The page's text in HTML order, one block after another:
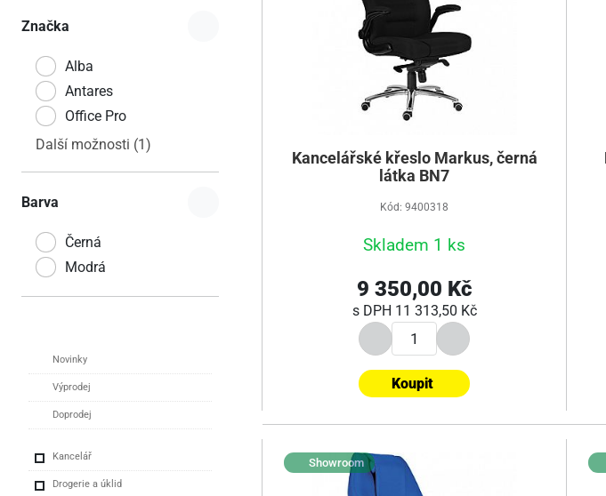
Značka
Alba
Antares
Office Pro
Další možnosti (1)
Barva
Černá
Modrá
Novinky
Výprodej
Doprodej
Kancelář
Drogerie a úklid
Kancelářské křeslo Markus, černá
látka BN7
Kód: 9400318
Skladem 1 ks
9 350,00 Kč
s DPH 11 313,50 Kč
Koupit
Showroom